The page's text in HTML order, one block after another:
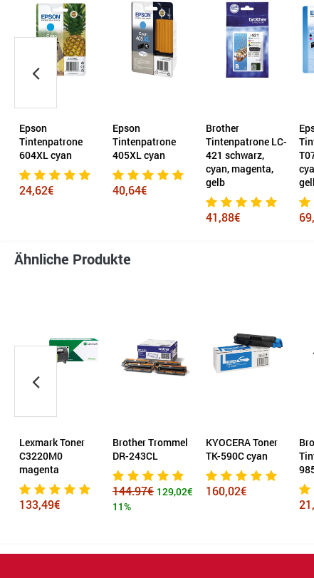
Epson
Tintenpatrone
604XL cyan
24,62€
Epson
Tintenpatrone
405XL cyan
40,64€
Brother
Tintenpatrone LC-
421 schwarz,
cyan, magenta,
gelb
41,88€
Epson
gelb
Ähnliche Produkte
Lexmark Toner
C3220M0
magenta
133,49€
Brother Trommel
DR-243CL
144.97€ 129,02€
11%
KYOCERA Toner
TK-590C cyan
160,02€